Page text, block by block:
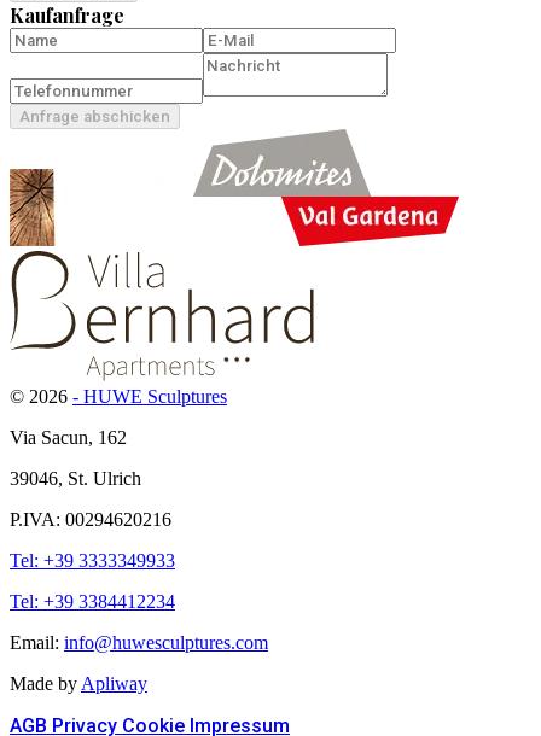
Kaufanfrage
Anfrage abschicken
© 2026 - HUWE Sculptures
Via Sacun, 162
39046, St. Ulrich
P.IVA: 00294620216
Tel: +39 3333349933
Tel: +39 3384412234
Email: info@huwesculptures.com
Made by Apliway
AGB Privacy Cookie Impressum